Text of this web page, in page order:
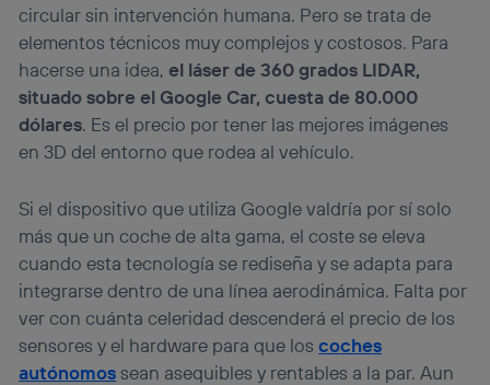
circular sin intervención humana. Pero se trata de
elementos técnicos muy complejos y costosos. Para
hacerse una idea,el láser de 360 grados LIDAR,
situado sobre el Google Car, cuesta de 80.000
dólares. Es el precio por tener las mejores imágenes
en 3D del entorno que rodea al vehículo.
Si el dispositivo que utiliza Google valdría por sí solo
más que un coche de alta gama, el coste se eleva
cuando esta tecnología se rediseña y se adapta para
integrarse dentro de una línea aerodinámica. Falta por
ver con cuánta celeridad descenderá el precio de los
sensores y el hardware para que loscoches
autónomossean asequibles y rentables a la par. Aun